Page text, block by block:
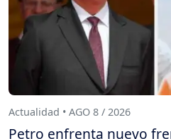
Actualidad • AGO 8 / 2026
Petro enfrenta nuevo